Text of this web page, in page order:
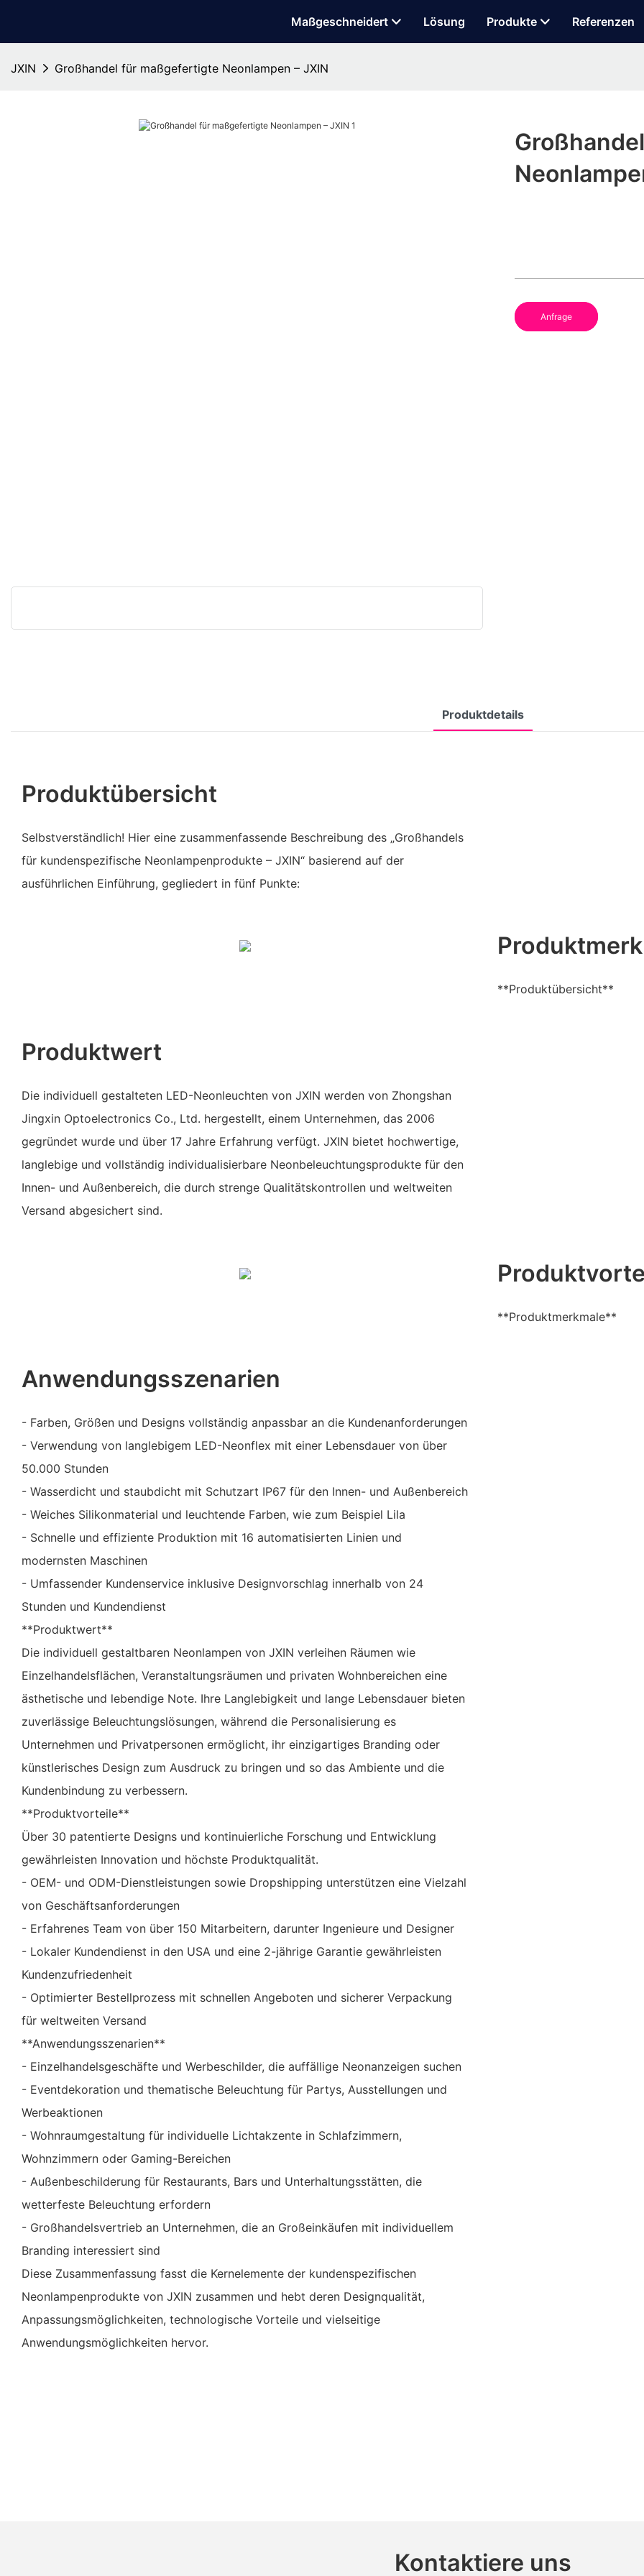
Maßgeschneidert Lösung Produkte Referenzen
JXIN Großhandel für maßgefertigte Neonlampen – JXIN
Anfrage
Produktdetails
Produktübersicht
Selbstverständlich! Hier eine zusammenfassende Beschreibung des „Großhandels
für kundenspezifische Neonlampenprodukte – JXIN“ basierend auf der
ausführlichen Einführung, gegliedert in fünf Punkte:
**Produktübersicht**
Produktwert
Die individuell gestalteten LED-Neonleuchten von JXIN werden von Zhongshan
Jingxin Optoelectronics Co., Ltd. hergestellt, einem Unternehmen, das 2006
gegründet wurde und über 17 Jahre Erfahrung verfügt. JXIN bietet hochwertige,
langlebige und vollständig individualisierbare Neonbeleuchtungsprodukte für den
Innen- und Außenbereich, die durch strenge Qualitätskontrollen und weltweiten
Versand abgesichert sind.
**Produktmerkmale**
Anwendungsszenarien
- Farben, Größen und Designs vollständig anpassbar an die Kundenanforderungen
- Verwendung von langlebigem LED-Neonflex mit einer Lebensdauer von über
50.000 Stunden
- Wasserdicht und staubdicht mit Schutzart IP67 für den Innen- und Außenbereich
- Weiches Silikonmaterial und leuchtende Farben, wie zum Beispiel Lila
- Schnelle und effiziente Produktion mit 16 automatisierten Linien und
modernsten Maschinen
- Umfassender Kundenservice inklusive Designvorschlag innerhalb von 24
Stunden und Kundendienst
**Produktwert**
Die individuell gestaltbaren Neonlampen von JXIN verleihen Räumen wie
Einzelhandelsflächen, Veranstaltungsräumen und privaten Wohnbereichen eine
ästhetische und lebendige Note. Ihre Langlebigkeit und lange Lebensdauer bieten
zuverlässige Beleuchtungslösungen, während die Personalisierung es
Unternehmen und Privatpersonen ermöglicht, ihr einzigartiges Branding oder
künstlerisches Design zum Ausdruck zu bringen und so das Ambiente und die
Kundenbindung zu verbessern.
**Produktvorteile**
Über 30 patentierte Designs und kontinuierliche Forschung und Entwicklung
gewährleisten Innovation und höchste Produktqualität.
- OEM- und ODM-Dienstleistungen sowie Dropshipping unterstützen eine Vielzahl
von Geschäftsanforderungen
- Erfahrenes Team von über 150 Mitarbeitern, darunter Ingenieure und Designer
- Lokaler Kundendienst in den USA und eine 2-jährige Garantie gewährleisten
Kundenzufriedenheit
- Optimierter Bestellprozess mit schnellen Angeboten und sicherer Verpackung
für weltweiten Versand
**Anwendungsszenarien**
- Einzelhandelsgeschäfte und Werbeschilder, die auffällige Neonanzeigen suchen
- Eventdekoration und thematische Beleuchtung für Partys, Ausstellungen und
Werbeaktionen
- Wohnraumgestaltung für individuelle Lichtakzente in Schlafzimmern,
Wohnzimmern oder Gaming-Bereichen
- Außenbeschilderung für Restaurants, Bars und Unterhaltungsstätten, die
wetterfeste Beleuchtung erfordern
- Großhandelsvertrieb an Unternehmen, die an Großeinkäufen mit individuellem
Branding interessiert sind
Diese Zusammenfassung fasst die Kernelemente der kundenspezifischen
Neonlampenprodukte von JXIN zusammen und hebt deren Designqualität,
Anpassungsmöglichkeiten, technologische Vorteile und vielseitige
Anwendungsmöglichkeiten hervor.
Kontaktiere uns